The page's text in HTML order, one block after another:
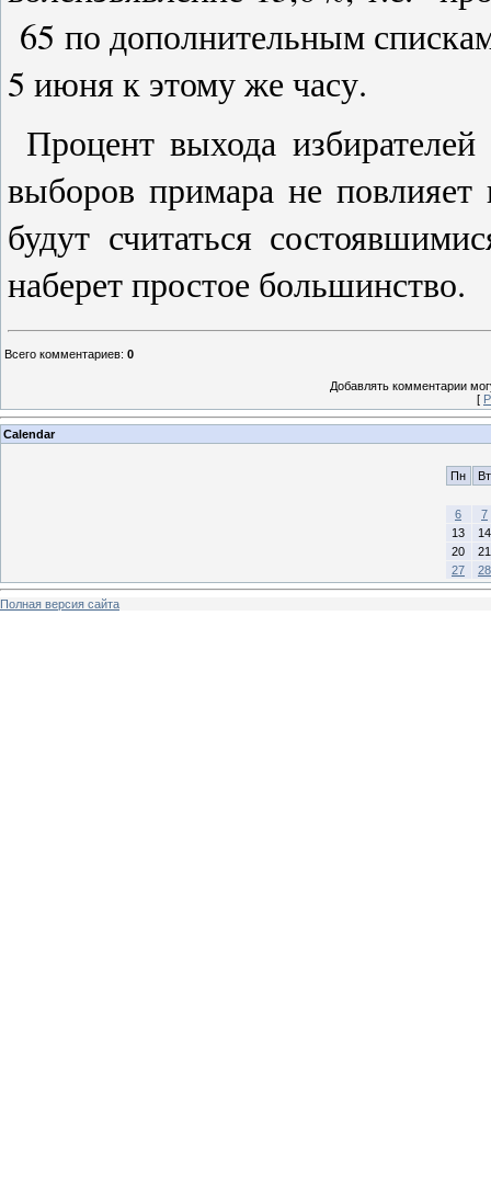
65 по дополнительным
5 июня к этому же часу.
Процент выхода
выборов примара не
будут считаться
наберет простое большинство.
Всего комментариев: 0
Добавлять комментарии
[
Calendar
Пн Вт
6
7
13
14
20
21
27
28
Полная версия сайта